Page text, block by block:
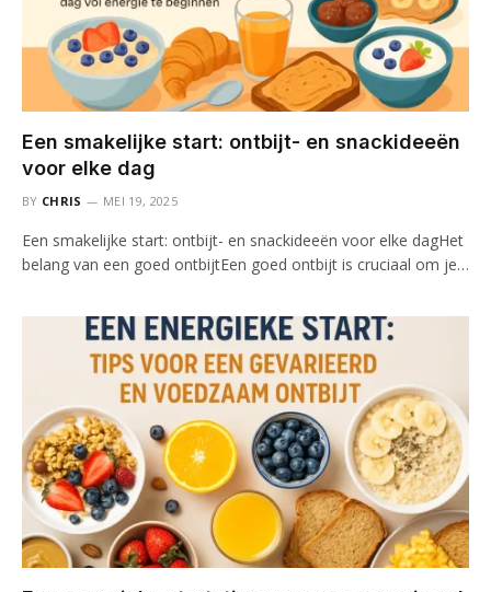
Een smakelijke start: ontbijt- en snackideeën
voor elke dag
BY CHRIS MEI 19, 2025
Een smakelijke start: ontbijt- en snackideeën voor elke dagHet
belang van een goed ontbijtEen goed ontbijt is cruciaal om je…